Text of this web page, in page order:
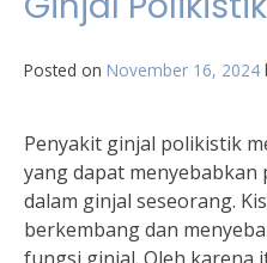
Posted on November 16, 2024
Penyakit ginjal polikistik
yang dapat
dalam ginjal seseorang.
berkembang dan